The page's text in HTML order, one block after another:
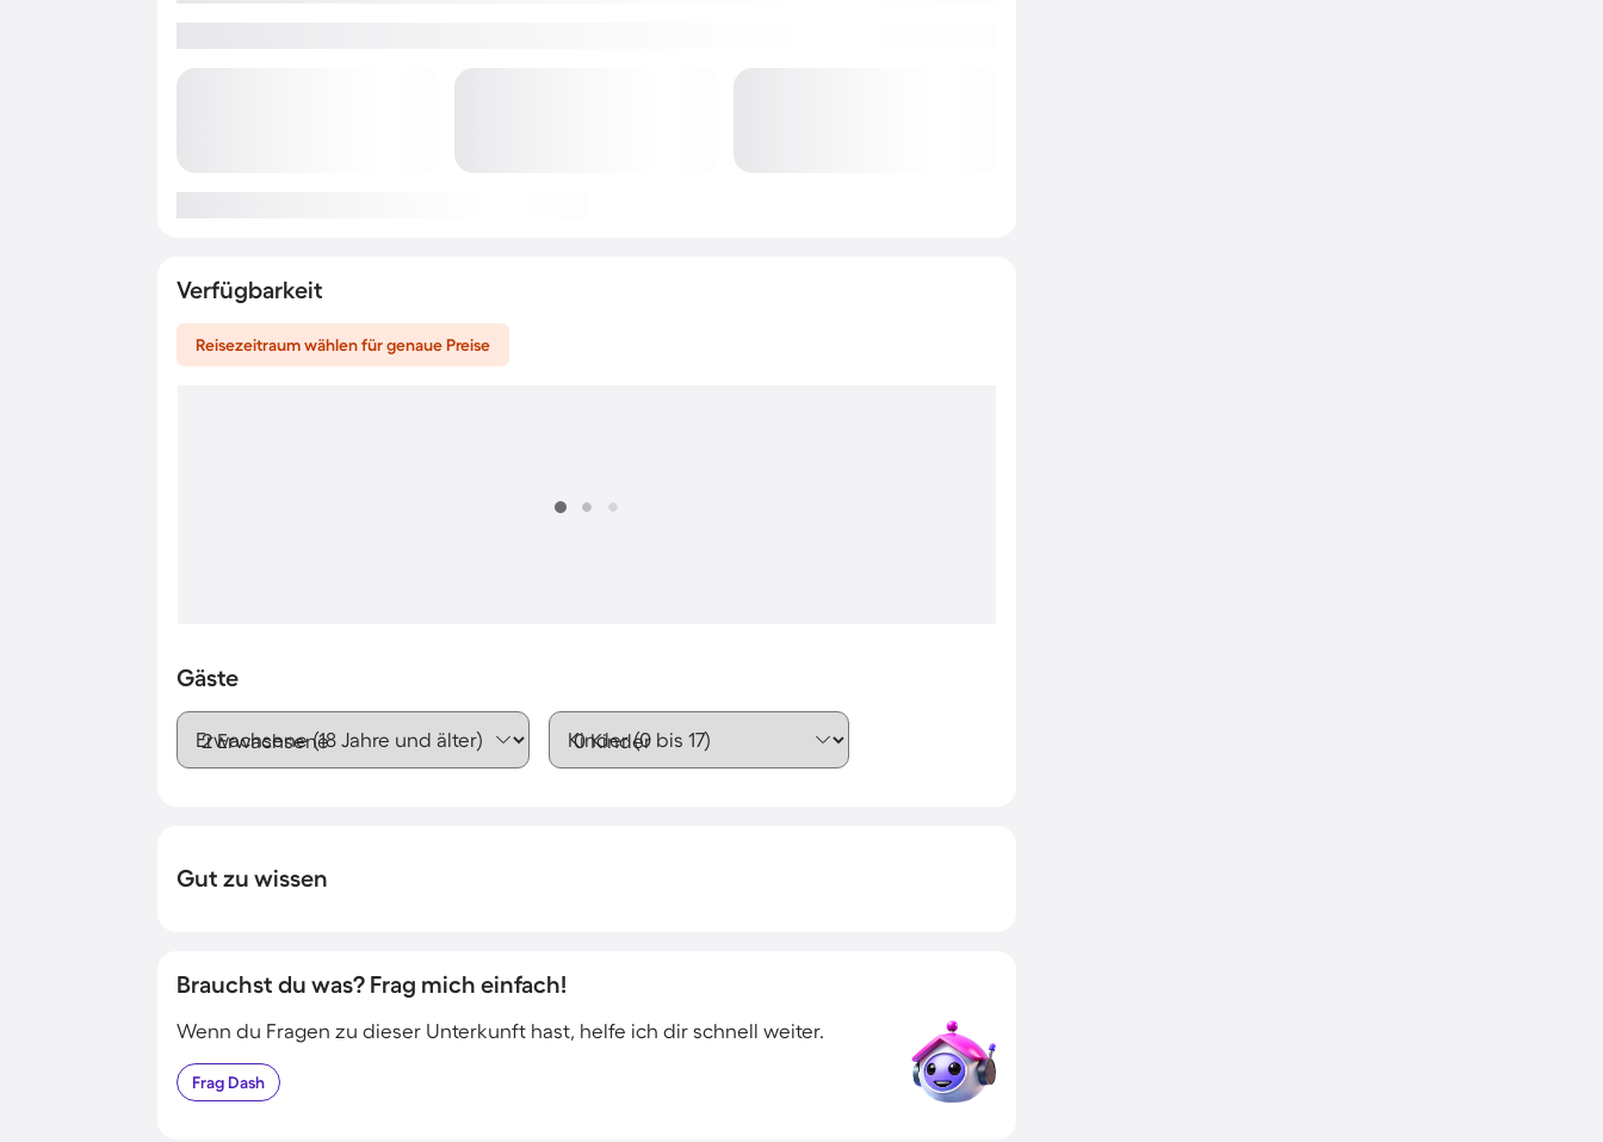
Verfügbarkeit
Reisezeitraum wählen für genaue Preise
Gäste
Erwachsene (18 Jahre und älter) Kinder (0 bis 17)
Gut zu wissen
Brauchst du was? Frag mich einfach!
Wenn du Fragen zu dieser Unterkunft hast, helfe ich dir schnell weiter.
FragDash